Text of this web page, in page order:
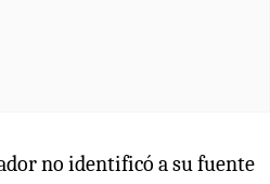
no identificó a su fuente